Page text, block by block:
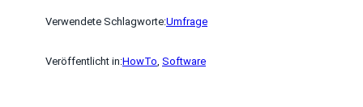
Verwendete Schlagworte:Umfrage
Veröffentlicht in:HowTo, Software